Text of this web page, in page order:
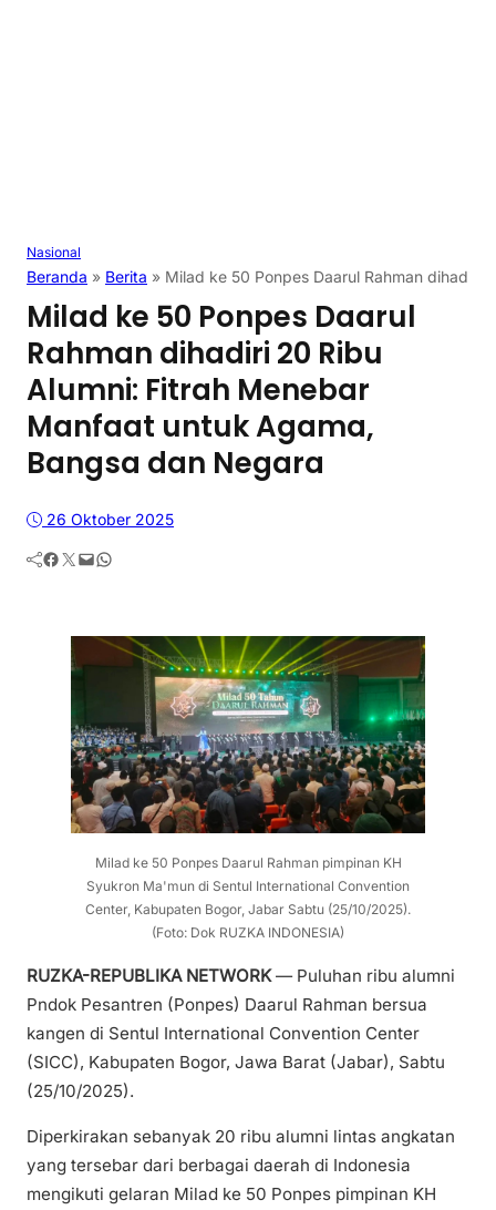
Nasional
Beranda » Berita » Milad ke 50 Ponpes Daarul Rahman dihadiri
Milad ke 50 Ponpes Daarul
Rahman dihadiri 20 Ribu
Alumni: Fitrah Menebar
Manfaat untuk Agama,
Bangsa dan Negara
26 Oktober 2025
Facebook Twitter Mail WhatsApp
Milad ke 50 Ponpes Daarul Rahman pimpinan KH
Syukron Ma'mun di Sentul International Convention
Center, Kabupaten Bogor, Jabar Sabtu (25/10/2025).
(Foto: Dok RUZKA INDONESIA)
RUZKA-REPUBLIKA NETWORK— Puluhan ribu alumni
Pndok Pesantren (Ponpes) Daarul Rahman bersua
kangen di Sentul International Convention Center
(SICC), Kabupaten Bogor, Jawa Barat (Jabar), Sabtu
(25/10/2025).
Diperkirakan sebanyak 20 ribu alumni lintas angkatan
yang tersebar dari berbagai daerah di Indonesia
mengikuti gelaran Milad ke 50 Ponpes pimpinan KH